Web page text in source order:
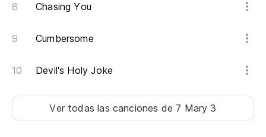
Chasing You
Cumbersome
Devil's Holy Joke
Ver todas las canciones de 7 Mary 3